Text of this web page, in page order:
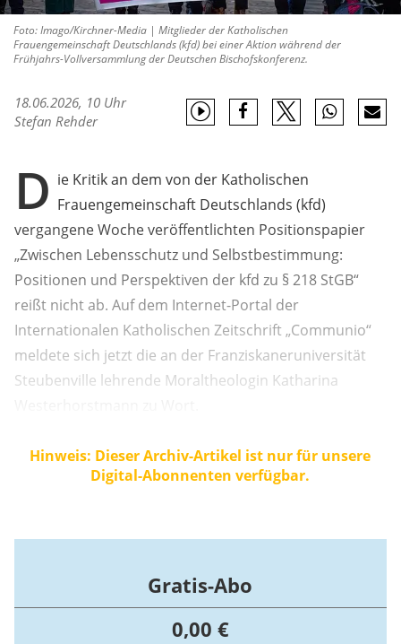
Foto: Imago/Kirchner-Media | Mitglieder der Katholischen
Frauengemeinschaft Deutschlands (kfd) bei einer Aktion während der
Frühjahrs-Vollversammlung der Deutschen Bischofskonferenz.
18.06.2026, 10 Uhr
Stefan Rehder
D ie Kritik an dem von der Katholischen
Frauengemeinschaft Deutschlands (kfd)
vergangene Woche veröffentlichten Positionspapier
„Zwischen Lebensschutz und Selbstbestimmung:
Positionen und Perspektiven der kfd zu § 218 StGB“
reißt nicht ab. Auf dem Internet-Portal der
Internationalen Katholischen Zeitschrift „Communio“
meldete sich jetzt die an der Franziskaneruniversität
Steubenville lehrende Moraltheologin Katharina
Hinweis: Dieser Archiv-Artikel ist nur für unsere
Digital-Abonnenten verfügbar.
Gratis-Abo
0,00 €